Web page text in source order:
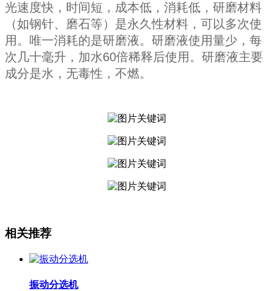
光速度快，时间短，成本低，消耗低，研磨材料
（如钢针、磨石等）是永久性材料，可以多次使
用。唯一消耗的是研磨液。研磨液使用量少，每
次几十毫升，加水60倍稀释后使用。研磨液主要
成分是水，无毒性，不燃。
相关推荐
振动分选机